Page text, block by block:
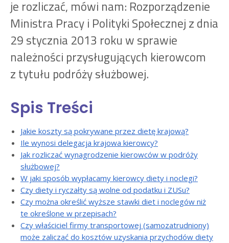
je rozliczać, mówi nam: Rozporządzenie
Ministra Pracy i Polityki Społecznej z dnia
29 stycznia 2013 roku w sprawie
należności przysługujących kierowcom
z tytułu podróży służbowej.
Spis Treści
Jakie koszty są pokrywane przez dietę krajową?
Ile wynosi delegacja krajowa kierowcy?
Jak rozliczać wynagrodzenie kierowców w podróży
służbowej?
W jaki sposób wypłacamy kierowcy diety i noclegi?
Czy diety i ryczałty są wolne od podatku i ZUSu?
Czy można określić wyższe stawki diet i noclegów niż
te określone w przepisach?
Czy właściciel firmy transportowej (samozatrudniony)
może zaliczać do kosztów uzyskania przychodów diety